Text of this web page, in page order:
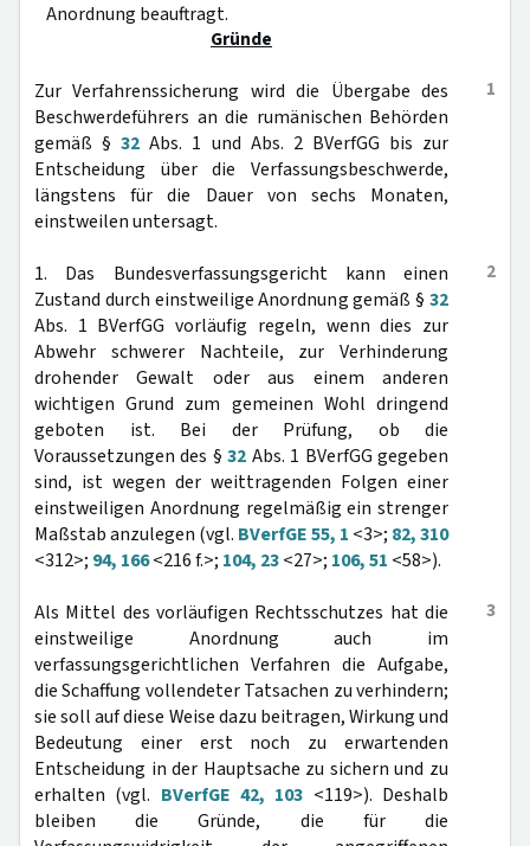
Anordnung beauftragt.
Gründe
1
Zur Verfahrenssicherung wird die Übergabe des
Beschwerdeführers an die rumänischen Behörden
gemäß §32 Abs. 1 und Abs. 2 BVerfGG bis zur
Entscheidung über die Verfassungsbeschwerde,
längstens für die Dauer von sechs Monaten,
einstweilen untersagt.
2
1. Das Bundesverfassungsgericht kann einen
Zustand durch einstweilige Anordnung gemäß § 32
Abs. 1 BVerfGG vorläufig regeln, wenn dies zur
Abwehr schwerer Nachteile, zur Verhinderung
drohender Gewalt oder aus einem anderen
wichtigen Grund zum gemeinen Wohl dringend
geboten ist. Bei der Prüfung, ob die
Voraussetzungen des §32 Abs. 1 BVerfGG gegeben
sind, ist wegen der weittragenden Folgen einer
einstweiligen Anordnung regelmäßig ein strenger
Maßstab anzulegen (vgl. BVerfGE 55, 1 <3>; 82, 310
<312>; 94, 166<216 f.>; 104, 23<27>; 106, 51 <58>).
3
Als Mittel des vorläufigen Rechtsschutzes hat die
einstweilige Anordnung auch im
verfassungsgerichtlichen Verfahren die Aufgabe,
die Schaffung vollendeter Tatsachen zu verhindern;
sie soll auf diese Weise dazu beitragen, Wirkung und
Bedeutung einer erst noch zu erwartenden
Entscheidung in der Hauptsache zu sichern und zu
erhalten (vgl. BVerfGE 42, 103 <119>). Deshalb
bleiben die Gründe, die für die